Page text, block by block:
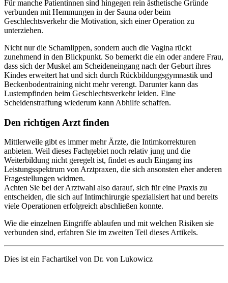
Für manche Patientinnen sind hingegen rein ästhetische Gründe
verbunden mit Hemmungen in der Sauna oder beim
Geschlechtsverkehr die Motivation, sich einer Operation zu
unterziehen.
Nicht nur die Schamlippen, sondern auch die Vagina rückt
zunehmend in den Blickpunkt. So bemerkt die ein oder andere Frau,
dass sich der Muskel am Scheideneingang nach der Geburt ihres
Kindes erweitert hat und sich durch Rückbildungsgymnastik und
Beckenbodentraining nicht mehr verengt. Darunter kann das
Lustempfinden beim Geschlechtsverkehr leiden. Eine
Scheidenstraffung wiederum kann Abhilfe schaffen.
Den richtigen Arzt finden
Mittlerweile gibt es immer mehr Ärzte, die Intimkorrekturen
anbieten. Weil dieses Fachgebiet noch relativ jung und die
Weiterbildung nicht geregelt ist, findet es auch Eingang ins
Leistungsspektrum von Arztpraxen, die sich ansonsten eher anderen
Fragestellungen widmen.
Achten Sie bei der Arztwahl also darauf, sich für eine Praxis zu
entscheiden, die sich auf Intimchirurgie spezialisiert hat und bereits
viele Operationen erfolgreich abschließen konnte.
Wie die einzelnen Eingriffe ablaufen und mit welchen Risiken sie
verbunden sind, erfahren Sie im zweiten Teil dieses Artikels.
Dies ist ein Fachartikel von Dr. von Lukowicz